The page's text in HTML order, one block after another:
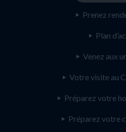
Prenez
Plan
Venez aux
Votre visite au
Préparez votre
Préparez votre